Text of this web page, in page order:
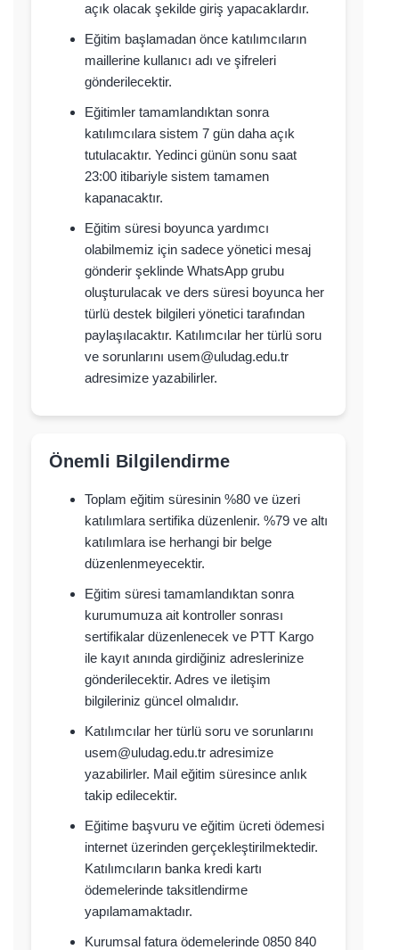
açık olacak şekilde giriş yapacaklardır.
Eğitim başlamadan önce katılımcıların
maillerine kullanıcı adı ve şifreleri
gönderilecektir.
Eğitimler tamamlandıktan sonra
katılımcılara sistem 7 gün daha açık
tutulacaktır. Yedinci günün sonu saat
23:00 itibariyle sistem tamamen
kapanacaktır.
Eğitim süresi boyunca yardımcı
olabilmemiz için sadece yönetici mesaj
gönderir şeklinde WhatsApp grubu
oluşturulacak ve ders süresi boyunca her
türlü destek bilgileri yönetici tarafından
paylaşılacaktır. Katılımcılar her türlü soru
ve sorunlarını usem@uludag.edu.tr
adresimize yazabilirler.
Önemli Bilgilendirme
Toplam eğitim süresinin %80 ve üzeri
katılımlara sertifika düzenlenir. %79 ve altı
katılımlara ise herhangi bir belge
düzenlenmeyecektir.
Eğitim süresi tamamlandıktan sonra
kurumumuza ait kontroller sonrası
sertifikalar düzenlenecek ve PTT Kargo
ile kayıt anında girdiğiniz adreslerinize
gönderilecektir. Adres ve iletişim
bilgileriniz güncel olmalıdır.
Katılımcılar her türlü soru ve sorunlarını
usem@uludag.edu.tr adresimize
yazabilirler. Mail eğitim süresince anlık
takip edilecektir.
Eğitime başvuru ve eğitim ücreti ödemesi
internet üzerinden gerçekleştirilmektedir.
Katılımcıların banka kredi kartı
ödemelerinde taksitlendirme
yapılamamaktadır.
Kurumsal fatura ödemelerinde 0850 840